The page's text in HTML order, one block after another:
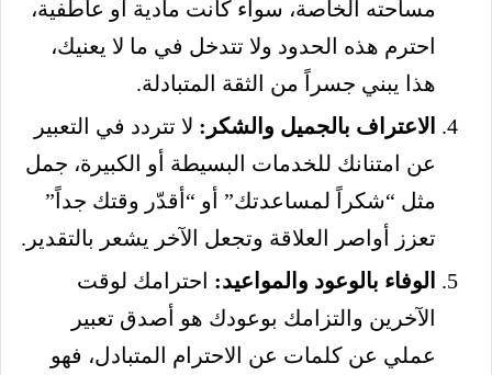
مساحته الخاصة، سواء كانت مادية أو عاطفية،
احترم هذه الحدود ولا تتدخل في ما لا يعنيك،
هذا يبني جسراً من الثقة المتبادلة.
الاعتراف بالجميل والشكر: لا تتردد في التعبير
عن امتنانك للخدمات البسيطة أو الكبيرة، جمل
مثل “شكراً لمساعدتك” أو “أقدّر وقتك جداً”
تعزز أواصر العلاقة وتجعل الآخر يشعر بالتقدير.
الوفاء بالوعود والمواعيد: احترامك لوقت
الآخرين والتزامك بوعودك هو أصدق تعبير
عملي عن كلمات عن الاحترام المتبادل، فهو